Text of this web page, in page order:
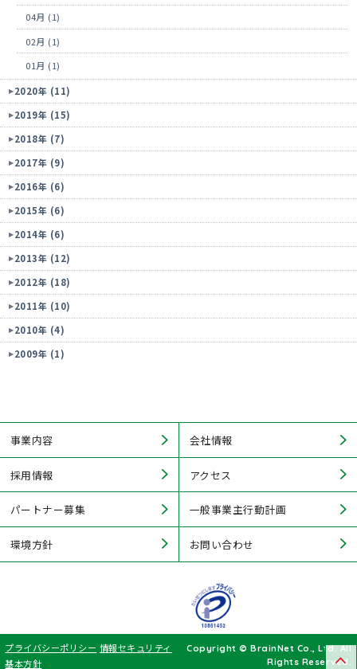
04月 (1)
02月 (1)
01月 (1)
2020年 (11)
2019年 (15)
2018年 (7)
2017年 (9)
2016年 (6)
2015年 (6)
2014年 (6)
2013年 (12)
2012年 (18)
2011年 (10)
2010年 (4)
2009年 (1)
事業内容 会社情報
採用情報 アクセス
パートナー募集 一般事業主行動計画
環境方針 お問い合わせ
プライバシーポリシー 情報セキュリティ
基本方針
Copyright © BrainNet Co., Ltd. All
Rights Reserved.